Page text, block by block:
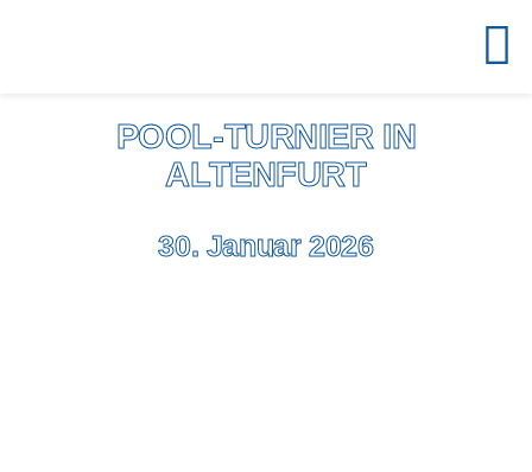
KURSANGEBOT
ÜBER UNS
DIE SCHULE
POOL-TURNIER IN
ALTENFURT
30. Januar 2026